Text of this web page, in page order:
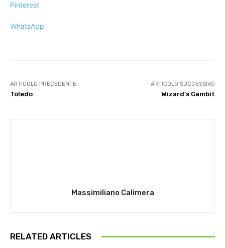
Pinterest
WhatsApp
ARTICOLO PRECEDENTE
Toledo
ARTICOLO SUCCESSIVO
Wizard’s Gambit
Massimiliano Calimera
RELATED ARTICLES